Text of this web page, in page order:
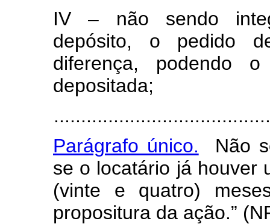
IV – não sendo
depósito, o pedido
diferença, podendo
depositada;
Parágrafo único. Não
se o locatário já houver
(vinte e quatro)
propositura da ação.”